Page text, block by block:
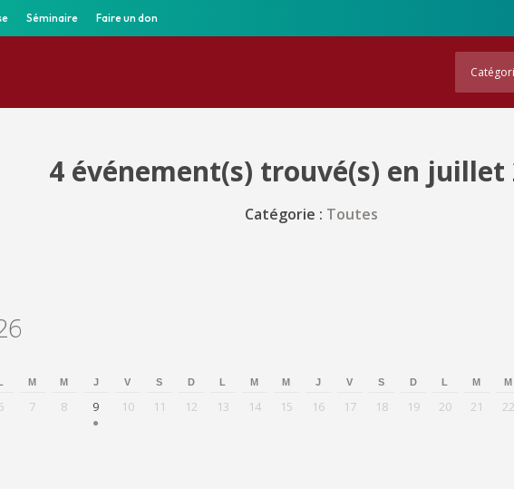
Séminaire Faire un don
4 événement(s) trouvé(s) en juillet
Catégorie : Toutes
M
7
M
8
J
9
V
10
S
11
D
12
L
13
M
14
M
15
J
16
V
17
S
18
D
19
L
20
M
21
M
22